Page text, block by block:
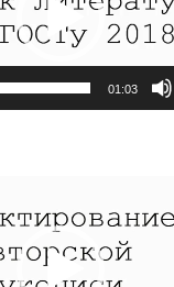
01:03